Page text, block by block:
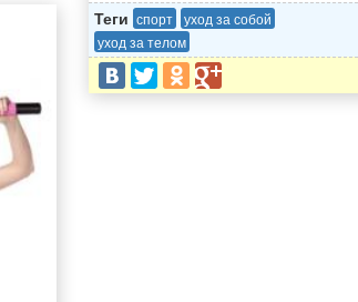
Теги спорт уход за собой
уход за телом